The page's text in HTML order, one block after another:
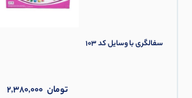
سفالگری با وسایل کد 103
2,380,000 تومان